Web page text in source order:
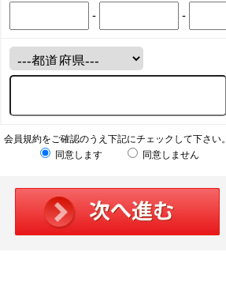
- -
会員規約をご確認のうえ下記にチェックして下さい。
同意します
同意しません